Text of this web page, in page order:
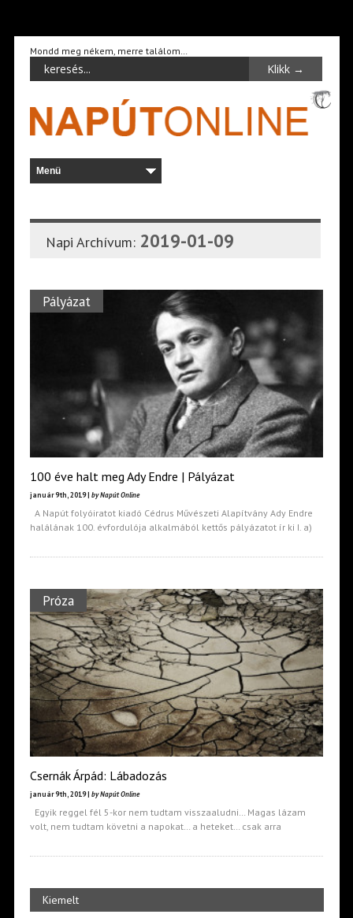
Mondd meg nékem, merre találom…
Napi Archívum: 2019-01-09
Pályázat
100 éve halt meg Ady Endre | Pályázat
január 9th, 2019 | by Napút Online
A Napút folyóiratot kiadó Cédrus Művészeti Alapítvány Ady Endre
halálának 100. évfordulója alkalmából kettős pályázatot ír ki I. a)
Próza
Csernák Árpád: Lábadozás
január 9th, 2019 | by Napút Online
Egyik reggel fél 5-kor nem tudtam visszaaludni… Magas lázam
volt, nem tudtam követni a napokat… a heteket… csak arra
Kiemelt